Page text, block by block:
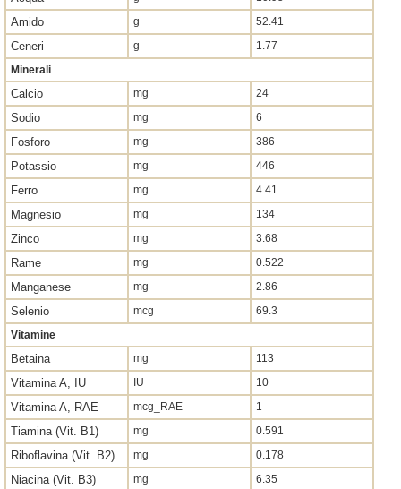
Amido g 52.41
Ceneri g
1.77
Minerali
Calcio mg 24
Sodio mg 6
Fosforo mg 386
Potassio mg 446
Ferro mg 4.41
Magnesio mg 134
Zinco mg 3.68
Rame mg 0.522
Manganese mg 2.86
Selenio mcg
69.3
Vitamine
Betaina mg 113
Vitamina A, IU IU 10
Vitamina A, RAE mcg_RAE 1
Tiamina (Vit. B1) mg 0.591
Riboflavina (Vit. B2) mg 0.178
Niacina (Vit. B3) mg 6.35